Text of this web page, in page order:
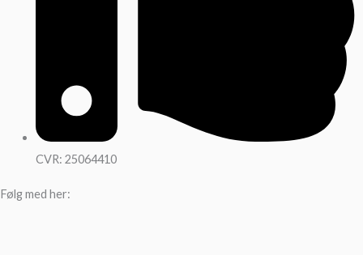
CVR: 25064410
Følg med her: